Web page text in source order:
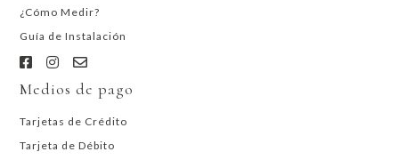
¿Cómo Medir?
Guía de Instalación
Medios de pago
Tarjetas de Crédito
Tarjeta de Débito